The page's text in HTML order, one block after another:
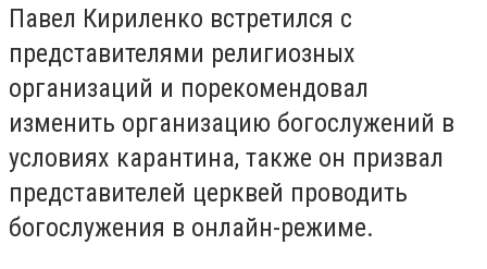
Павел Кириленко встретился с
представителями религиозных
организаций и порекомендовал
изменить организацию богослужений в
условиях карантина, также он призвал
представителей церквей проводить
богослужения в онлайн-режиме.